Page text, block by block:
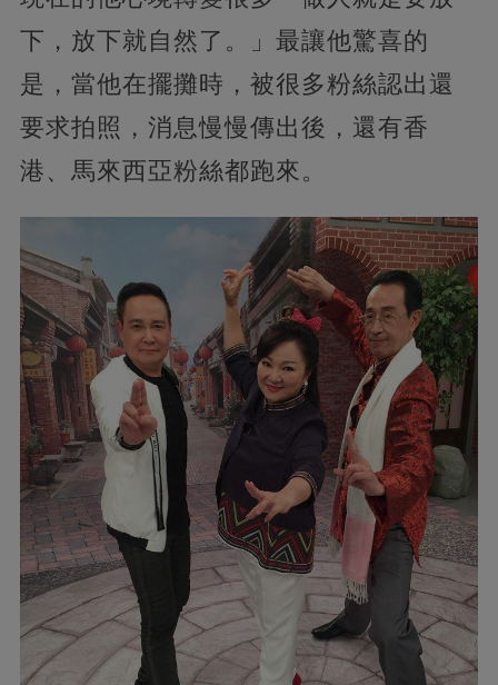
下，放下就自然了。」最讓他驚喜的
是，當他在擺攤時，被很多粉絲認出還
要求拍照，消息慢慢傳出後，還有香
港、馬來西亞粉絲都跑來。